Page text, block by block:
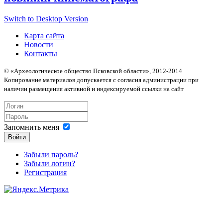
Switch to Desktop Version
Карта сайта
Новости
Контакты
© «Археологическое общество Псковской области», 2012-2014
Копирование материалов допускается с согласия администрации при
наличии размещения активной и индексируемой ссылки на сайт
Запомнить меня
Войти
Забыли пароль?
Забыли логин?
Регистрация